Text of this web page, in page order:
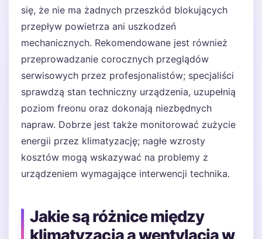
się, że nie ma żadnych przeszkód blokujących
przepływ powietrza ani uszkodzeń
mechanicznych. Rekomendowane jest również
przeprowadzanie corocznych przeglądów
serwisowych przez profesjonalistów; specjaliści
sprawdzą stan techniczny urządzenia, uzupełnią
poziom freonu oraz dokonają niezbędnych
napraw. Dobrze jest także monitorować zużycie
energii przez klimatyzację; nagłe wzrosty
kosztów mogą wskazywać na problemy z
urządzeniem wymagające interwencji technika.
Jakie są różnice między